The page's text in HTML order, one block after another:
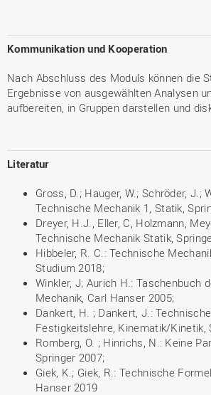
Kommunikation und Kooperation
Nach Abschluss des Moduls können die
Ergebnisse von ausgewählten Analysen
aufbereiten, in Gruppen darstellen und
Literatur
Gross, D.; Hauger, W.; Schröder, J.;
Technische Mechanik 1, Statik,
Dreyer, H.J., Eller, C, Holzmann,
Technische Mechanik Statik,
Hibbeler, R. C.: Technische
Studium 2018;
Winkler, J; Aurich H.: Taschenbuch
Mechanik, Carl Hanser 2005;
Dankert, H. ; Dankert, J.:
Festigkeitslehre, Kinematik/Kinetik,
Romberg, O. ; Hinrichs, N.: Keine
Springer 2007;
Giek, K.; Giek, R.: Technische
Hanser 2019